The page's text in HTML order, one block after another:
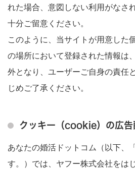
れた場合、意図しない利用がなさ
十分ご留意ください。
このように、当サイトが用意した
の場所において登録された情報は
外となり、ユーザーご自身の責任
じめご了承ください。
クッキー（cookie）の広告
あなたの婚活ドットコム（以下、
す。）では、ヤフー株式会社をは